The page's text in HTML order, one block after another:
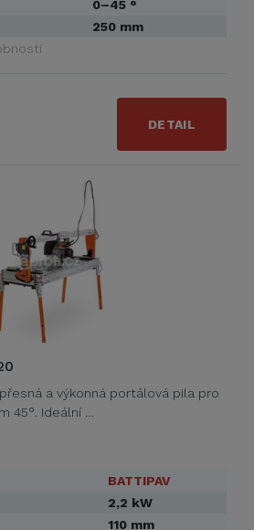
0–45 °
250 mm
DETAIL
přesná a výkonná portálová pila pro
45°. Ideální …
BATTIPAV
2,2 kW
110 mm